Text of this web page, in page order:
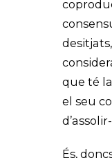
que té
el seu
És,